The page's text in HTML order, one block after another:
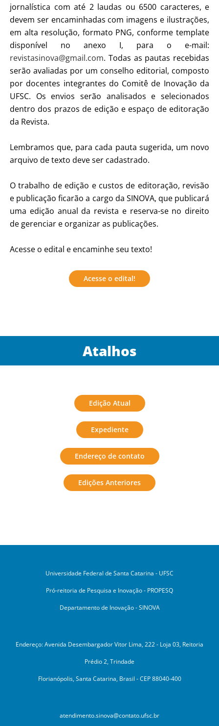
jornalística com até 2 laudas ou 6500 caracteres, e
devem ser encaminhadas com imagens e ilustrações,
em alta resolução, formato PNG, conforme template
disponível no anexo I, para o e-mail:
revistasinova@gmail.com. Todas as pautas recebidas
serão avaliadas por um conselho editorial, composto
por docentes integrantes do Comitê de Inovação da
UFSC. Os envios serão analisados e selecionados
dentro dos prazos de edição e espaço de editoração
da Revista.
Lembramos que, para cada pauta sugerida, um novo
arquivo de texto deve ser cadastrado.
O trabalho de edição e custos de editoração, revisão
e publicação ficarão a cargo da SINOVA, que publicará
uma edição anual da revista e reserva-se no direito
de gerenciar e organizar as publicações.
Acesse o edital e encaminhe seu texto!
Acesse o edital!
Atalhos
Edição Atual
Expediente
Endereço de contato
Edições Anteriores
Universidade Federal de Santa Catarina - UFSC
Pró-reitoria de Pesquisa e Inovação - PROPESQ
Departamento de Inovação - SINOVA
Endereço: Avenida Desembargador Vitor Lima, 222 - Loja 03, Reitoria
Prédio 2, Trindade
Florianópolis, Santa Catarina, Brasil - CEP 88040-400
atendimento.sinova@contato.ufsc.br